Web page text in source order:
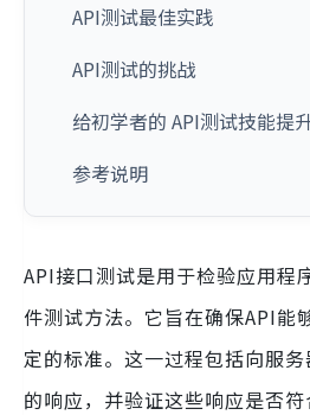
API测试最佳实践
API测试的挑战
给初学者的 API测试技能提
参考说明
API接口测试是用于检验应用程
件测试方法。它旨在确保API能
定的标准。这一过程包括向服
的响应，并验证这些响应是否符